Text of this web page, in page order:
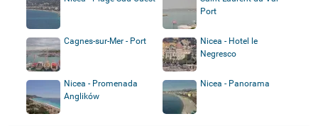
Port
Cagnes-sur-Mer - Port
Nicea - Hotel le
Negresco
Nicea - Promenada
Anglików
Nicea - Panorama